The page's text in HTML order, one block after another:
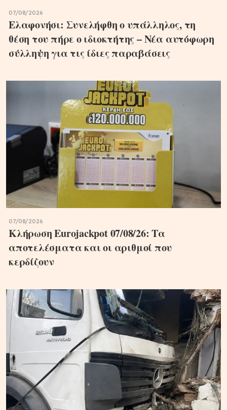
07/08/2026
Ελαφονήσι: Συνελήφθη ο υπάλληλος, τη
θέση του πήρε ο ιδιοκτήτης – Νέα αυτόφωρη
σύλληψη για τις ίδιες παραβάσεις
07/08/2026
Κλήρωση Eurojackpot 07/08/26: Τα
αποτελέσματα και οι αριθμοί που
κερδίζουν